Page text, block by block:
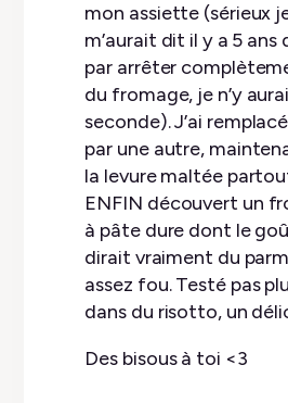
mon assiette (sérieux
m’aurait dit il y a 5 ans
par arrêter
du fromage, je n’y
seconde). J’ai
par une autre,
la levure maltée
ENFIN découvert un
à pâte dure dont le
dirait vraiment du
assez fou. Testé pas
dans du risotto, un
Des bisous à toi <3